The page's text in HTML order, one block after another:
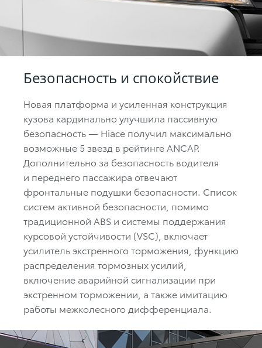
Безопасность и спокойствие
Новая платформа и усиленная конструкция
кузова кардинально улучшила пассивную
безопасность — Hiace получил максимально
возможные 5 звезд в рейтинге ANCAP.
Дополнительно за безопасность водителя
и переднего пассажира отвечают
фронтальные подушки безопасности. Список
систем активной безопасности, помимо
традиционной ABS и системы поддержания
курсовой устойчивости (VSC), включает
усилитель экстренного торможения, функцию
распределения тормозных усилий,
включение аварийной сигнализации при
экстренном торможении, а также имитацию
работы межколесного дифференциала.